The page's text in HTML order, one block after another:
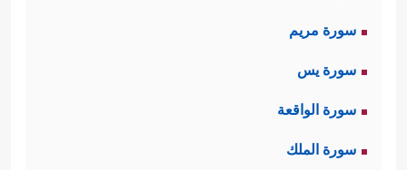
سورة مريم
سورة يس
سورة الواقعة
سورة الملك